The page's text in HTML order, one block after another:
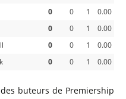
0 0 1
0.00
0 0 1
0.00
0 0 1
0.00
0 0 1 0.00
buteurs de Premiership